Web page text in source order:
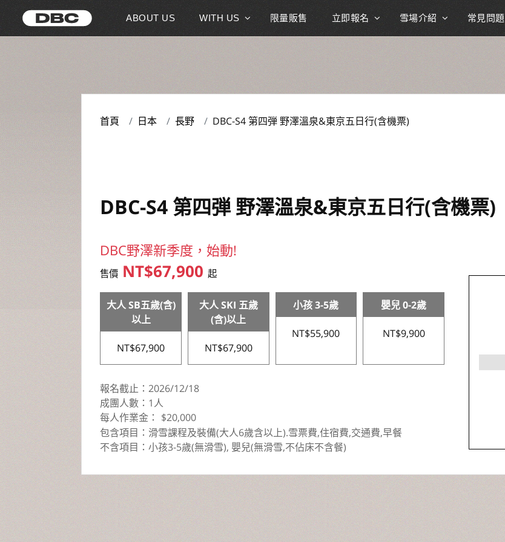
ABOUT US WITH US 限量販售 立即報名 雪場介紹 常見問題
首頁 日本 長野 DBC-S4 第四弾 野澤溫泉&東京五日行(含機票)
DBC-S4 第四弾 野澤溫泉&東京五日行(含機票)
DBC野澤新季度，始動!
售價 NT$67,900起
NT$67,900
大人 SKI 五歲
(含)以上
NT$67,900
小孩 3-5歲
NT$55,900
嬰兒 0-2歲
NT$9,900
報名截止：2026/12/18
成團人數：1人
每人訂金：NT$20,000
包含項目：滑雪課程及裝備(大人6歲含以上).雪票費,住宿費,交通費,早餐
不含項目：小孩3-5歲(無滑雪), 嬰兒(無滑雪,不佔床不含餐)